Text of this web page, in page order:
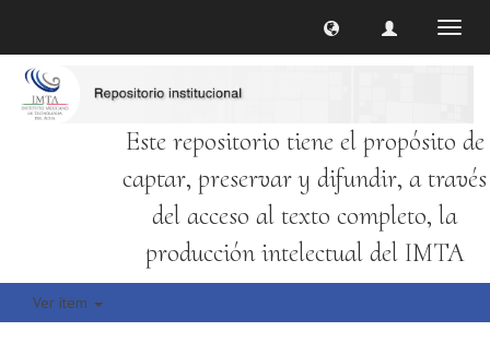
Este repositorio tiene el propósito de
captar, preservar y difundir, a través
del acceso al texto completo, la
producción intelectual del IMTA
Ver ítem